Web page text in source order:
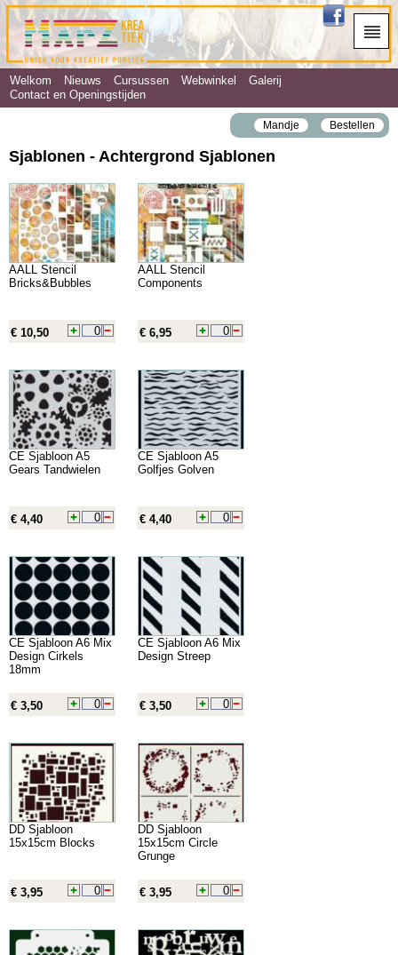
Welkom Nieuws Cursussen Webwinkel
Galerij
Contact en Openingstijden
Mandje Bestellen
Sjablonen - Achtergrond Sjablonen
AALL Stencil
Bricks&Bubbles
€ 10,50
AALL Stencil
Components
€ 6,95
CE Sjabloon A5
Gears Tandwielen
€ 4,40
CE Sjabloon A5
Golfjes Golven
€ 4,40
CE Sjabloon A6 Mix
Design Cirkels
18mm
€ 3,50
CE Sjabloon A6 Mix
Design Streep
€ 3,50
DD Sjabloon
15x15cm Blocks
€ 3,95
DD Sjabloon
15x15cm Circle
Grunge
€ 3,95